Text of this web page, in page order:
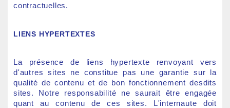
contractuelles.
LIENS HYPERTEXTES
La présence de liens hypertexte renvoyant vers
d'autres sites ne constitue pas une garantie sur la
qualité de contenu et de bon fonctionnement desdits
sites. Notre responsabilité ne saurait être engagée
quant au contenu de ces sites. L'internaute doit